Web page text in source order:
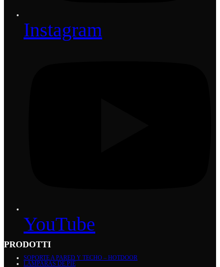
Instagram
YouTube
PRODOTTI
SOPORTE A PARED Y TECHO – HOTDOOR
LAMPARAS DE PIÉ